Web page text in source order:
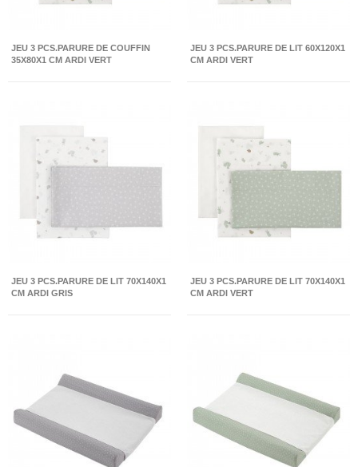
JEU 3 PCS.PARURE DE COUFFIN
35X80X1 CM ARDI VERT
JEU 3 PCS.PARURE DE LIT 60X120X1
CM ARDI VERT
JEU 3 PCS.PARURE DE LIT 70X140X1
CM ARDI GRIS
JEU 3 PCS.PARURE DE LIT 70X140X1
CM ARDI VERT